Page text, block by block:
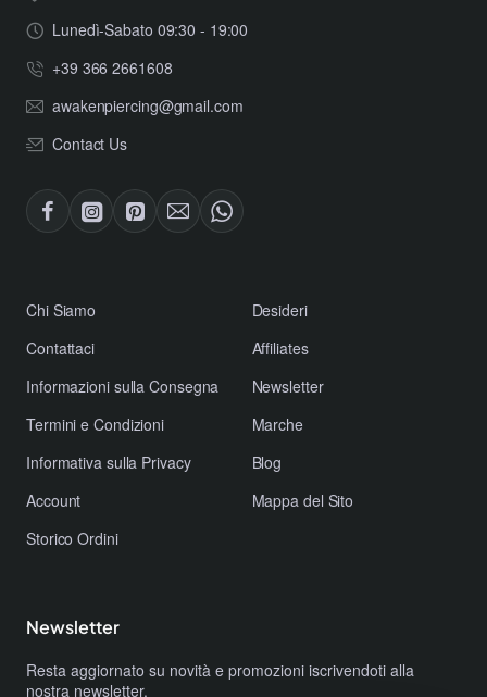
Lunedì-Sabato 09:30 - 19:00
+39 366 2661608
awakenpiercing@gmail.com
Contact Us
​Chi Siamo
Contattaci
​Informazioni sulla Consegna
​Termini e Condizioni
​Informativa sulla Privacy
Account
Storico Ordini
Desideri
Affiliates
Newsletter
Marche
Blog
Mappa del Sito
Newsletter
Resta aggiornato su novità e promozioni iscrivendoti alla
nostra newsletter.